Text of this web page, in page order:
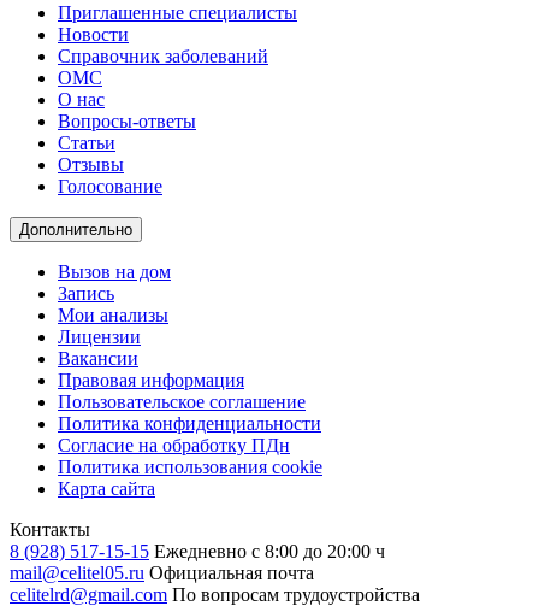
Приглашенные специалисты
Новости
Справочник заболеваний
ОМС
О нас
Вопросы-ответы
Статьи
Отзывы
Голосование
Дополнительно
Вызов на дом
Запись
Мои анализы
Лицензии
Вакансии
Правовая информация
Пользовательское соглашение
Политика конфиденциальности
Согласие на обработку ПДн
Политика использования cookie
Карта сайта
Контакты
8 (928) 517-15-15 Ежедневно с 8:00 до 20:00 ч
mail@celitel05.ru Официальная почта
celitelrd@gmail.com По вопросам трудоустройства